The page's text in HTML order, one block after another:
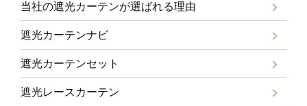
当社の遮光カーテンが選ばれる理由
遮光カーテンナビ
遮光カーテンセット
遮光レースカーテン